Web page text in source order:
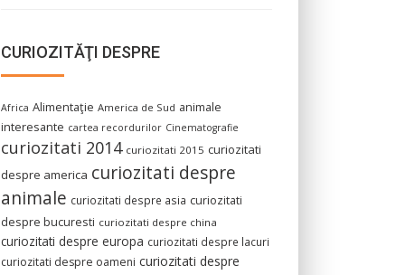
CURIOZITĂŢI DESPRE
Africa Alimentaţie America de Sud animale
interesante cartea recordurilor Cinematografie
curiozitati 2014 curiozitati 2015 curiozitati
despre america curiozitati despre
animale curiozitati despre asia curiozitati
despre bucuresti curiozitati despre china
curiozitati despre europa curiozitati despre lacuri
curiozitati despre oameni curiozitati despre